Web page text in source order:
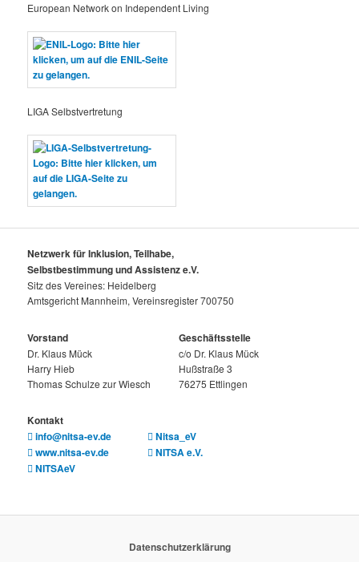
European Network on Independent Living
LIGA Selbstvertretung
Netzwerk für Inklusion, Teilhabe,
Selbstbestimmung und Assistenz e.V.
Sitz des Vereines: Heidelberg
Amtsgericht Mannheim, Vereinsregister 700750
Vorstand Geschäftsstelle
Dr. Klaus Mück
c/o Dr. Klaus Mück
Harry Hieb
Hußstraße 3
Thomas Schulze zur Wiesch
76275 Ettlingen
Kontakt
info@nitsa-ev.de
Nitsa_eV
www.nitsa-ev.de
NITSA e.V.
NITSAeV
Datenschutzerklärung